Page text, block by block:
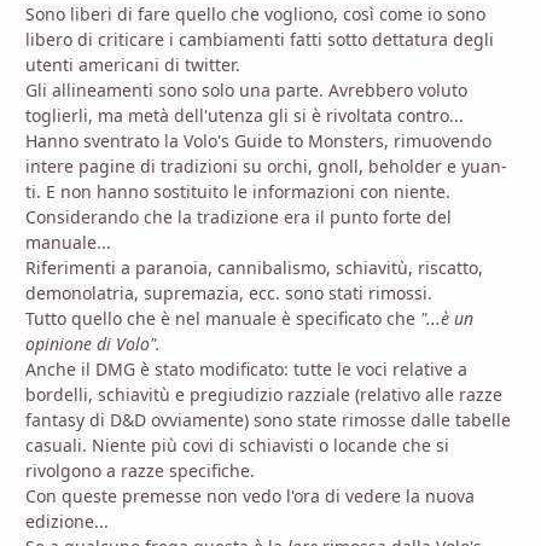
Sono liberi di fare quello che vogliono, così come io sono
libero di criticare i cambiamenti fatti sotto dettatura degli
utenti americani di twitter.
Gli allineamenti sono solo una parte. Avrebbero voluto
toglierli, ma metà dell'utenza gli si è rivoltata contro...
Hanno sventrato la Volo's Guide to Monsters, rimuovendo
intere pagine di tradizioni su orchi, gnoll, beholder e yuan-
ti. E non hanno sostituito le informazioni con niente.
Considerando che la tradizione era il punto forte del
manuale...
Riferimenti a paranoia, cannibalismo, schiavitù, riscatto,
demonolatria, supremazia, ecc. sono stati rimossi.
Tutto quello che è nel manuale è specificato che "...è un
opinione di Volo".
Anche il DMG è stato modificato: tutte le voci relative a
bordelli, schiavitù e pregiudizio razziale (relativo alle razze
fantasy di D&D ovviamente) sono state rimosse dalle tabelle
casuali. Niente più covi di schiavisti o locande che si
rivolgono a razze specifiche.
Con queste premesse non vedo l'ora di vedere la nuova
edizione...